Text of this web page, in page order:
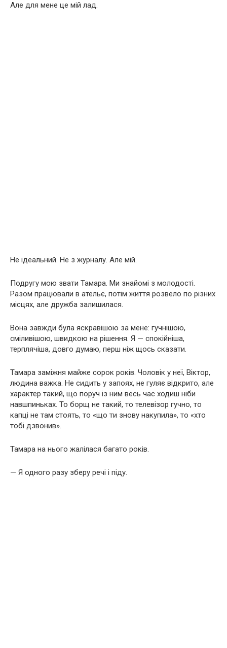
Але для мене це мій лад.
Не ідеальний. Не з журналу. Але мій.
Подругу мою звати Тамара. Ми знайомі з молодості.
Разом працювали в ательє, потім життя розвело по різних
місцях, але дружба залишилася.
Вона завжди була яскравішою за мене: гучнішою,
сміливішою, швидкою на рішення. Я — спокійніша,
терплячіша, довго думаю, перш ніж щось сказати.
Тамара заміжня майже сорок років. Чоловік у неї, Віктор,
людина важка. Не сидить у запоях, не гуляє відкрито, але
характер такий, що поруч із ним весь час ходиш ніби
навшпиньках. То борщ не такий, то телевізор гучно, то
капці не там стоять, то «що ти знову накупила», то «хто
тобі дзвонив».
Тамара на нього жалілася багато років.
— Я одного разу зберу речі і піду.